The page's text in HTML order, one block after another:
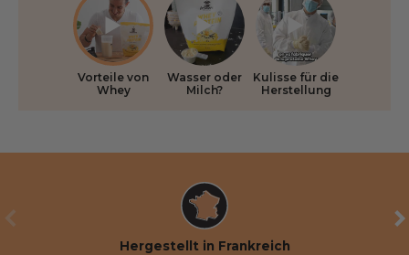
Vorteile von
Whey
Wasser oder
Milch?
Kulisse für die
Herstellung
VORHERIGE
Hergestellt in Frankreich